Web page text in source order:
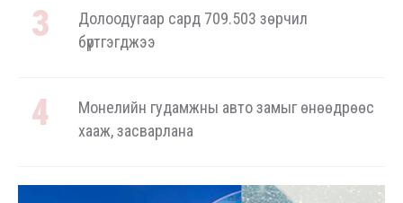
Долоодугаар сард 709.503 зөрчил
бүртгэгджээ
Монелийн гудамжны авто замыг өнөөдрөөс
хааж, засварлана
Даланзадгад хот 2028 онд шинэ ДЦС-тай